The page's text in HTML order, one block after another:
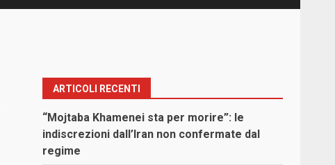
ARTICOLI RECENTI
“Mojtaba Khamenei sta per morire”: le
indiscrezioni dall’Iran non confermate dal
regime